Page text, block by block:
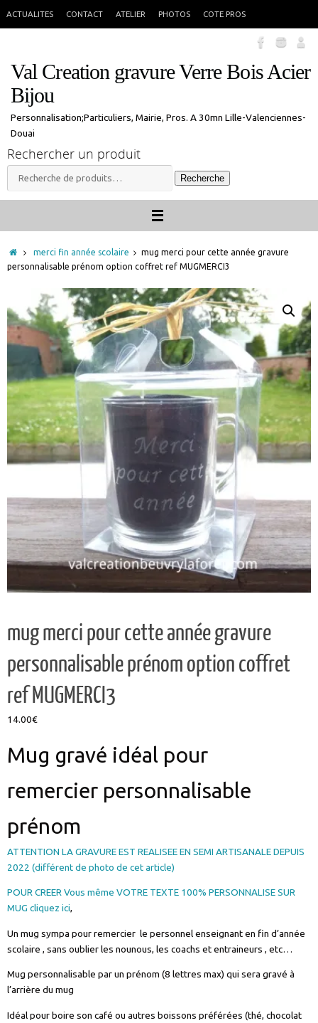
seront traitées à mon retour.
ACTUALITES CONTACT ATELIER PHOTOS COTE PROS
Val Creation gravure Verre Bois Acier
Bijou
Personnalisation;Particuliers, Mairie, Pros. A 30mn Lille-Valenciennes-
Douai
Rechercher un produit
Recherche
pour :
Recherche
Accueil
merci fin année scolaire
mug merci pour cette année gravure
personnalisable prénom option coffret ref MUGMERCI3
mug merci pour cette année gravure
personnalisable prénom option coffret
ref MUGMERCI3
14.00€
Mug gravé idéal pour
remercier personnalisable
prénom
ATTENTION LA GRAVURE EST REALISEE EN SEMI ARTISANALE DEPUIS
2022 (différent de photo de cet article)
POUR CREER Vous même VOTRE TEXTE 100% PERSONNALISE SUR
MUG cliquez ici,
Un mug sympa pour remercier le personnel enseignant en fin d’année
scolaire , sans oublier les nounous, les coachs et entraineurs , etc…
Mug personnalisable par un prénom (8 lettres max) qui sera gravé à
l’arrière du mug
Idéal pour boire son café ou autres boissons préférées (thé, chocolat